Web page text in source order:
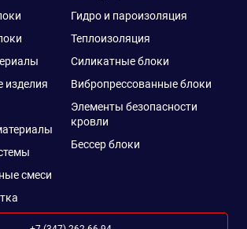
изделия
смеси
Гидро и пароизоляция
Теплоизоляция
Силикатные блоки
Вибропрессованные блоки
Элементы безопасности
кровли
Бессер блоки